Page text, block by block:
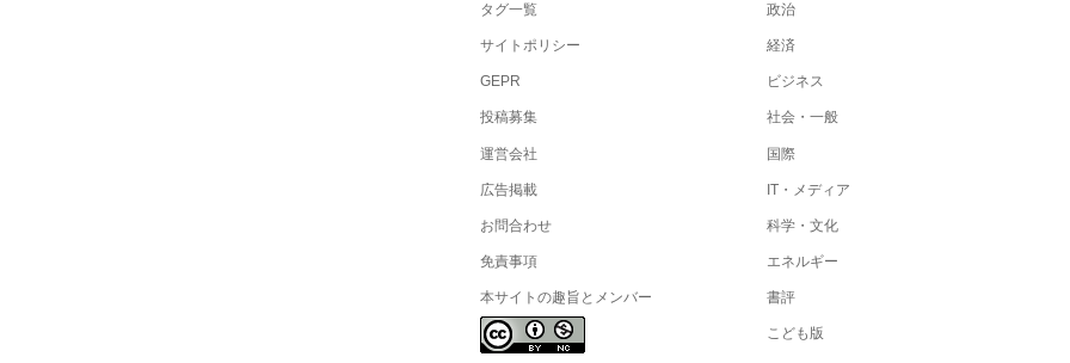
タグ一覧
サイトポリシー
GEPR
投稿募集
運営会社
広告掲載
お問合わせ
免責事項
本サイトの趣旨とメンバー
政治
経済
ビジネス
社会・一般
国際
IT・メディア
科学・文化
エネルギー
書評
こども版